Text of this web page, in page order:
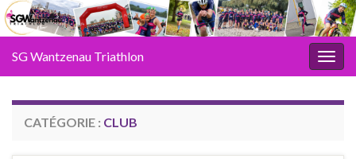
SG Wantzenau Triathlon
CATÉGORIE : CLUB